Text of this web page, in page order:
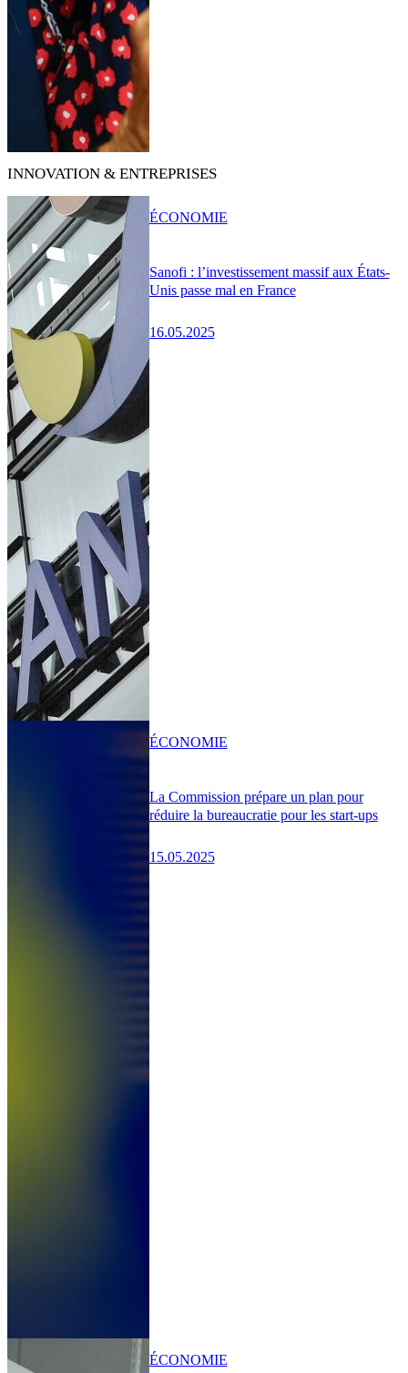
INNOVATION & ENTREPRISES
Sanofi : l’investissement massif aux États-
Unis passe mal en France
16.05.2025
ÉCONOMIE
La Commission prépare un plan pour
réduire la bureaucratie pour les start-ups
15.05.2025
ÉCONOMIE
ÉCONOMIE